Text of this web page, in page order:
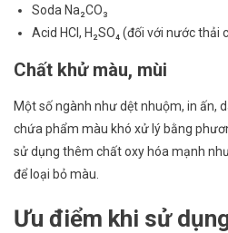
Soda Na₂CO₃
Acid HCl, H₂SO₄ (đối với nước thải
Chất khử màu, mùi
Một số ngành như dệt nhuộm, in ấn,
chứa phẩm màu khó xử lý bằng
sử dụng thêm chất oxy hóa mạnh
để loại bỏ màu.
Ưu điểm khi sử